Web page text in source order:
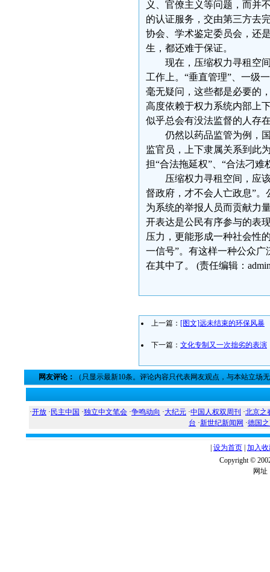
义、官僚主义等问题，而并
的认证服务，交由第三方去
协会、学术鉴定委员会，还
生，都还难于保证。
现在，压缩权力寻租空间
工作上。“垂直管理”、一级
毫无疑问，这些都是必要的
高度依赖于权力系统内部上
似乎总会有没法监督的人存
仍然以药品监管为例，国
监官员，上下隶属关系到此
担“合法拖延权”、“合法刁难
压缩权力寻租空间，应该
督政府，才不会人亡政息”
为系统的举报人员而贡献力
开表达是公民有序参与的表
压力，更能形成一种社会性
一信号”。有这样一种公众
在其中了。 (责任编辑：
上一篇： [图文]远未结束的环保风暴
下一篇： 文化专制又一次拙劣的表演
网友评论： （只显示最新10条。评论内容只代表网友观点，与本站立场
·开放 · 民主中国 ·独立中文笔会 ·争鸣动向 ·大纪元 ·中国人权双周刊 ·北京之
台 ·新世纪新闻网 ·德国
设为首页 加入
Copyright ©
网址